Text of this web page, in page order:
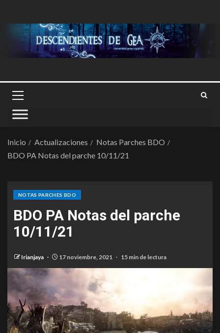
Inicio Actualizaciones
Notas Parches BDO
BDO PA Notas del parche 10/11/21
NOTAS PARCHES BDO
BDO PA Notas del parche
10/11/21
Irianjaya 17 noviembre, 2021 15 min de lectura